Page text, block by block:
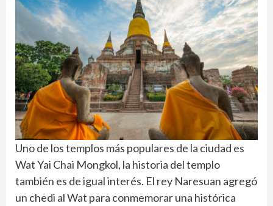
Uno de los templos más populares de la ciudad es
Wat Yai Chai Mongkol, la historia del templo
también es de igual interés. El rey Naresuan agregó
un chedi al Wat para conmemorar una histórica